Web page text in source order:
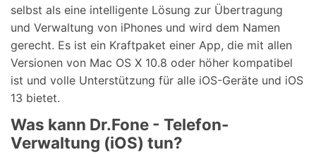
selbst als eine intelligente Lösung zur Übertragung
und Verwaltung von iPhones und wird dem Namen
gerecht. Es ist ein Kraftpaket einer App, die mit allen
Versionen von Mac OS X 10.8 oder höher kompatibel
ist und volle Unterstützung für alle iOS-Geräte und iOS
13 bietet.
Was kann Dr.Fone - Telefon-
Verwaltung (iOS) tun?